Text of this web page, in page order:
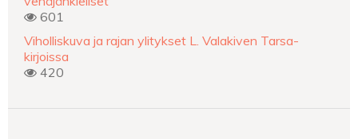
601
Viholliskuva ja rajan ylitykset L. Valakiven Tarsa-
kirjoissa
420